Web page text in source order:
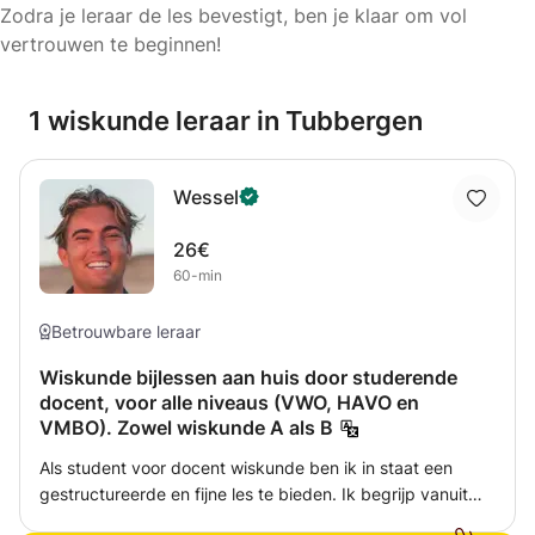
Zodra je leraar de les bevestigt, ben je klaar om vol
vertrouwen te beginnen!
1 wiskunde leraar in Tubbergen
Wessel
26€
60-min
Betrouwbare leraar
Wiskunde bijlessen aan huis door studerende
docent, voor alle niveaus (VWO, HAVO en
VMBO). Zowel wiskunde A als B
Als student voor docent wiskunde ben ik in staat een
gestructureerde en fijne les te bieden. Ik begrijp vanuit